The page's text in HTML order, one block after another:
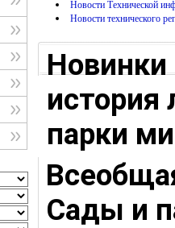
Новости Технической
Новости технического
Новинки
история
парки
Сады и